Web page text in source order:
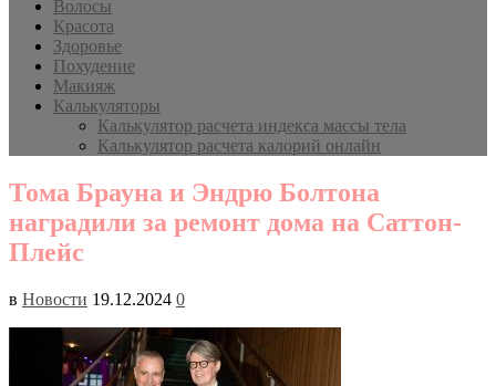
Волосы
Красота
Здоровье
Похудение
Макияж
Калькуляторы
Калькулятор расчета индекса массы тела
Калькулятор расчета калорий онлайн
Тома Брауна и Эндрю Болтона
наградили за ремонт дома на Саттон-
Плейс
в Новости 19.12.2024 0